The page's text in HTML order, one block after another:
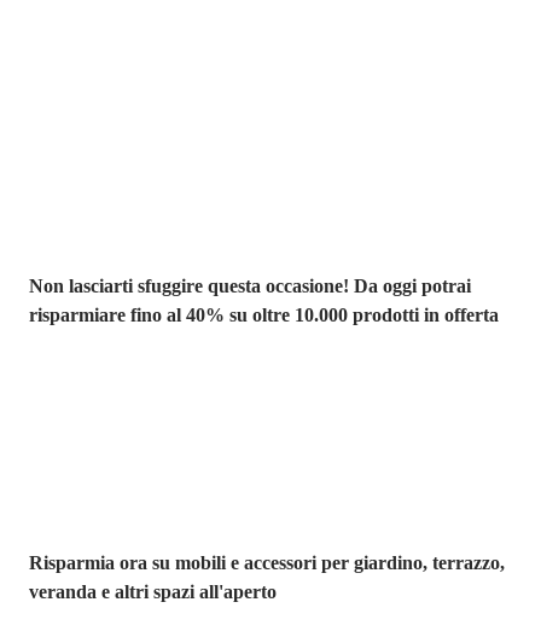
Non lasciarti sfuggire questa occasione! Da oggi potrai
risparmiare fino al 40% su oltre 10.000 prodotti in offerta
Risparmia ora su mobili e accessori per giardino, terrazzo,
veranda e altri spazi all'aperto